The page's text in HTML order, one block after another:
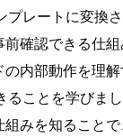
プレートに変換
確認できる仕
内部動作を理
ることを学びま
みを知ること